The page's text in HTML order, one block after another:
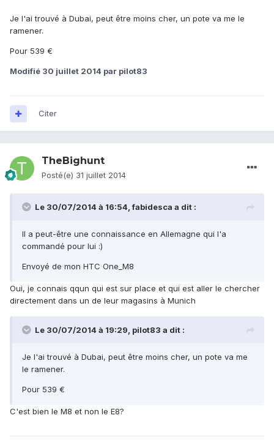
Je l'ai trouvé à Dubai, peut être moins cher, un pote va me le
ramener.
Pour 539 €
Modifié 30 juillet 2014 par pilot83
Citer
TheBighunt
Posté(e) 31 juillet 2014
Le 30/07/2014 à 16:54, fabidesca a dit :
Il a peut-être une connaissance en Allemagne qui l'a
commandé pour lui :)
Envoyé de mon HTC One_M8
Oui, je connais qqun qui est sur place et qui est aller le chercher
directement dans un de leur magasins à Munich
Le 30/07/2014 à 19:29, pilot83 a dit :
Je l'ai trouvé à Dubai, peut être moins cher, un pote va me
le ramener.
Pour 539 €
C'est bien le M8 et non le E8?